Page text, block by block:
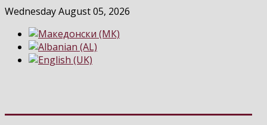
Wednesday August 05, 2026